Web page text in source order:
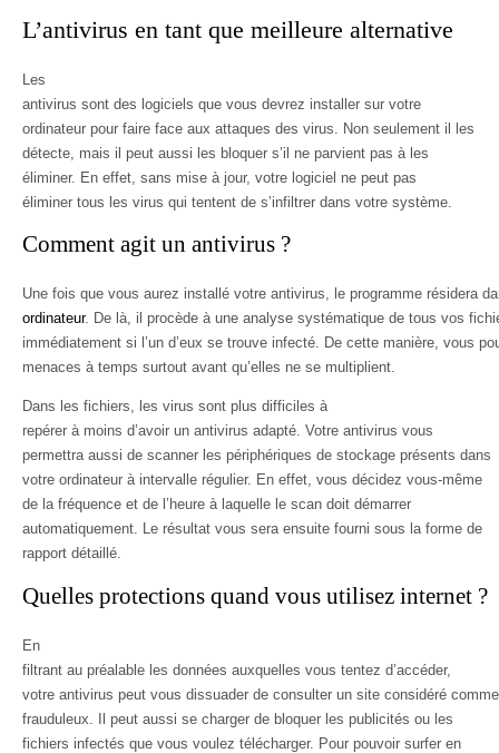
L’antivirus en tant que meilleure alternative
Les
antivirus sont des logiciels que vous devrez installer sur votre
ordinateur pour faire face aux attaques des virus. Non seulement il les
détecte, mais il peut aussi les bloquer s’il ne parvient pas à les
éliminer. En effet, sans mise à jour, votre logiciel ne peut pas
éliminer tous les virus qui tentent de s’infiltrer dans votre système.
Comment agit un antivirus ?
Une fois que vous aurez installé votre antivirus, le programme résidera
ordinateur. De là, il procède à une analyse systématique de tous vos
immédiatement si l’un d’eux se trouve infecté. De cette manière, vous
menaces à temps surtout avant qu’elles ne se multiplient.
Dans les fichiers, les virus sont plus difficiles à
repérer à moins d’avoir un antivirus adapté. Votre antivirus vous
permettra aussi de scanner les périphériques de stockage présents dans
votre ordinateur à intervalle régulier. En effet, vous décidez vous-même
de la fréquence et de l’heure à laquelle le scan doit démarrer
automatiquement. Le résultat vous sera ensuite fourni sous la forme de
rapport détaillé.
Quelles protections quand vous utilisez internet ?
En
filtrant au préalable les données auxquelles vous tentez d’accéder,
votre antivirus peut vous dissuader de consulter un site considéré comme
frauduleux. Il peut aussi se charger de bloquer les publicités ou les
fichiers infectés que vous voulez télécharger. Pour pouvoir surfer en